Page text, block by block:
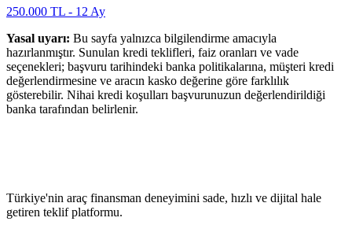
250.000 TL - 12 Ay
Yasal uyarı: Bu sayfa yalnızca bilgilendirme amacıyla
hazırlanmıştır. Sunulan kredi teklifleri, faiz oranları ve vade
seçenekleri; başvuru tarihindeki banka politikalarına, müşteri kredi
değerlendirmesine ve aracın kasko değerine göre farklılık
gösterebilir. Nihai kredi koşulları başvurunuzun değerlendirildiği
banka tarafından belirlenir.
Türkiye'nin araç finansman deneyimini sade, hızlı ve dijital hale
getiren teklif platformu.